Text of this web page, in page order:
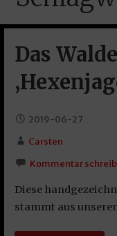
Das
2019-06-27
Carsten
Kommentar
Diese
stammt aus